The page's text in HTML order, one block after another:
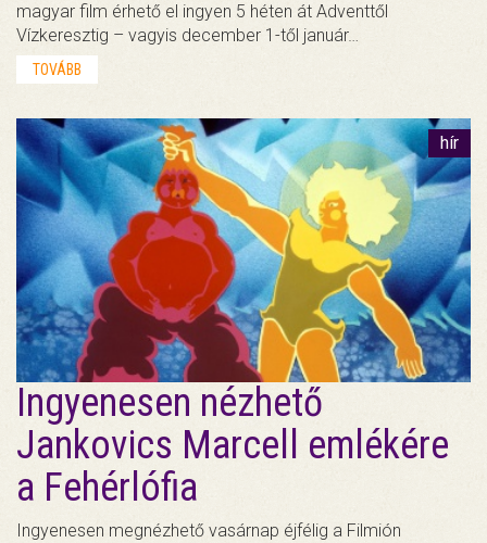
magyar film érhető el ingyen 5 héten át Adventtől
Vízkeresztig – vagyis december 1-től január…
TOVÁBB
hír
Ingyenesen nézhető
Jankovics Marcell emlékére
a Fehérlófia
Ingyenesen megnézhető vasárnap éjfélig a Filmión